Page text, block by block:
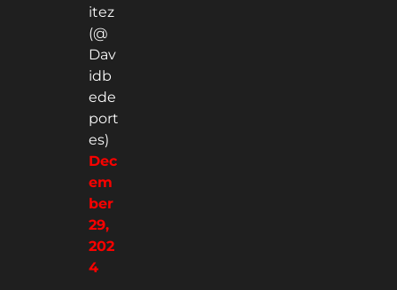
itez
(@
Dav
idb
ede
port
es)
Dec
em
ber
29,
202
4